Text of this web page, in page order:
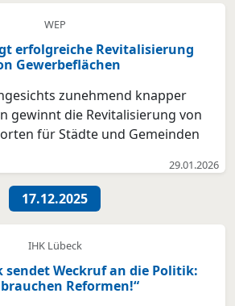
WEP
erfolgreiche Revitalisierung
Gewerbeflächen
zunehmend knapper
gewinnt die Revitalisierung von
für Städte und Gemeinden
mit der BREMER
GmbH und der Hagedorn Revital
Best-Practice-Beispiel:...
29.01.2026
17.12.2025
IHK Lübeck
sendet Weckruf an die Politik:
brauchen Reformen!“